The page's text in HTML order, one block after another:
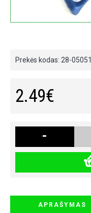
Prekės kodas: 28-05051
2.49€
-
APRAŠYMAS